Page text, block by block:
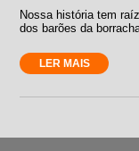
Nossa história tem
dos barões da
LER MAIS